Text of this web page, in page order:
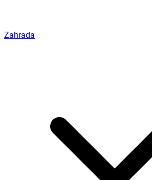
Zahrada